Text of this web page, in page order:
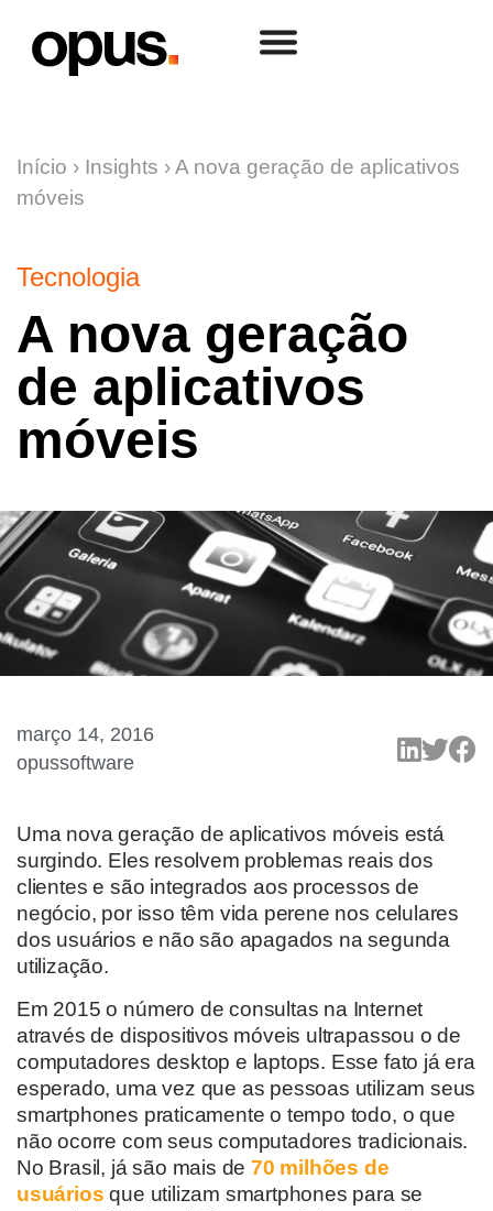
Início › Insights ›A nova geração de aplicativos
móveis
Tecnologia
A nova geração
de aplicativos
móveis
março 14, 2016
opussoftware
Uma nova geração de aplicativos móveis está
surgindo. Eles resolvem problemas reais dos
clientes e são integrados aos processos de
negócio, por isso têm vida perene nos celulares
dos usuários e não são apagados na segunda
utilização.
Em 2015 o número de consultas na Internet
através de dispositivos móveis ultrapassou o de
computadores desktop e laptops. Esse fato já era
esperado, uma vez que as pessoas utilizam seus
smartphones praticamente o tempo todo, o que
não ocorre com seus computadores tradicionais.
No Brasil, já são mais de70 milhões de
usuários que utilizam smartphones para se